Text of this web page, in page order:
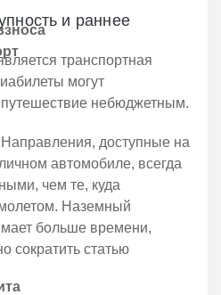
и раннее
транспортная
могут
небюджетным.
доступные на
автомобиле, всегда
чем те, куда
Наземный
больше времени,
сократить статью